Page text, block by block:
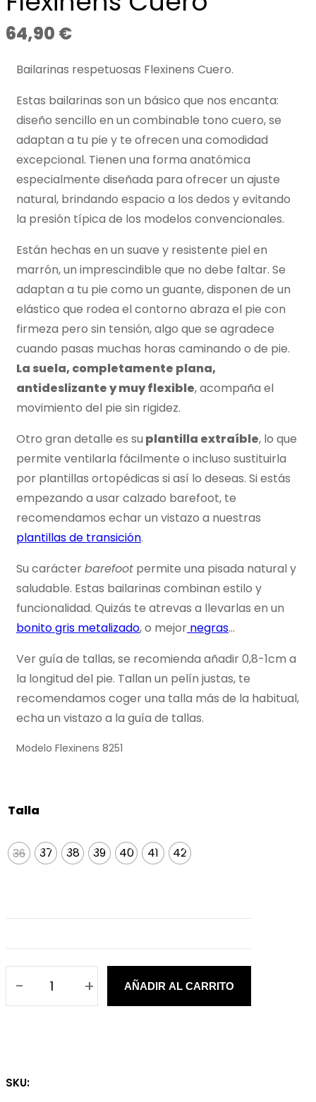
64,90 €
Bailarinas respetuosas Flexinens Cuero.
Estas bailarinas son un básico que nos encanta:
diseño sencillo en un combinable tono cuero, se
adaptan a tu pie y te ofrecen una comodidad
excepcional. Tienen una forma anatómica
especialmente diseñada para ofrecer un ajuste
natural, brindando espacio a los dedos y evitando
la presión típica de los modelos convencionales.
Están hechas en un suave y resistente piel en
marrón, un imprescindible que no debe faltar. Se
adaptan a tu pie como un guante, disponen de un
elástico que rodea el contorno abraza el pie con
firmeza pero sin tensión, algo que se agradece
cuando pasas muchas horas caminando o de pie.
La suela, completamente plana,
antideslizante y muy flexible, acompaña el
movimiento del pie sin rigidez.
Otro gran detalle es su plantilla extraíble, lo que
permite ventilarla fácilmente o incluso sustituirla
por plantillas ortopédicas si así lo deseas. Si estás
empezando a usar calzado barefoot, te
recomendamos echar un vistazo a nuestras
plantillas de transición.
Su carácterbarefoot permite una pisada natural y
saludable. Estas bailarinas combinan estilo y
funcionalidad. Quizás te atrevas a llevarlas en un
bonito gris metalizado, o mejor negras…
Ver guía de tallas, se recomienda añadir 0,8-1cm a
la longitud del pie. Tallan un pelín justas, te
recomendamos coger una talla más de la habitual,
echa un vistazo a la guía de tallas.
Modelo Flexinens 8251
Talla
36
36 37 38 39 40 41 42
+
- AÑADIR AL CARRITO
SKU: